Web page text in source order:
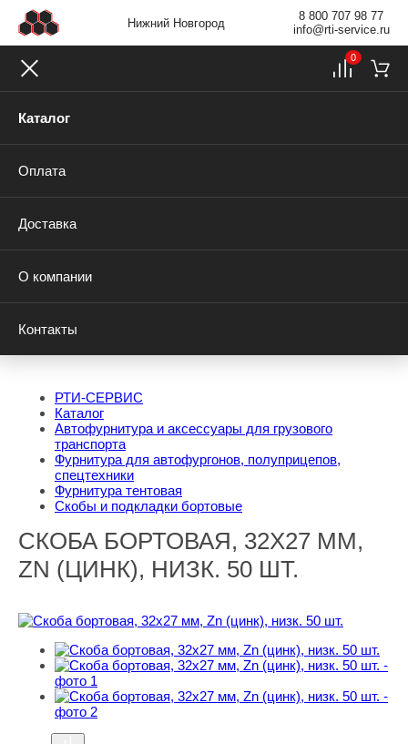
Нижний Новгород
8 800 707 98 77
info@rti-service.ru
Каталог
Оплата
Доставка
О компании
Контакты
0
РТИ-СЕРВИС
Каталог
Автофурнитура и аксессуары для грузового
транспорта
Фурнитура для автофургонов, полуприцепов,
спецтехники
Фурнитура тентовая
Скобы и подкладки бортовые
СКОБА БОРТОВАЯ, 32Х27 ММ,
ZN (ЦИНК), НИЗК. 50 ШТ.